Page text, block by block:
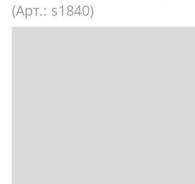
(Арт.: s1840)